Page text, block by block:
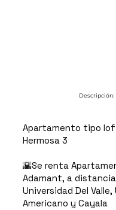
Descripción:
Apartamento tipo
Hermosa 3
🌇Se renta
Adamant, a
Universidad Del
Americano y Cayala